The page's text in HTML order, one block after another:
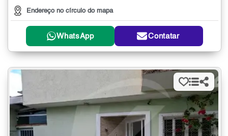
Endereço no círculo do mapa
WhatsApp Contatar